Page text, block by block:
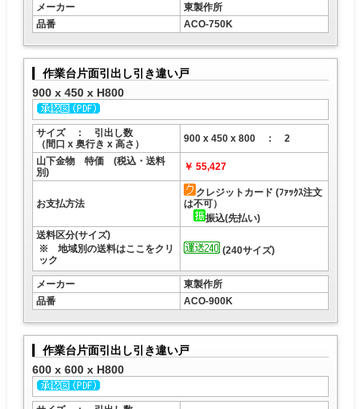
メーカー
東製作所
品番
ACO-750K
作業台片面引出し引き違い戸
900 x 450 x H800
サイズ ： 引出し数
（間口 x 奥行き x 高さ）
900 x 450 x 800 ： 2
山下金物 特価 (税込・送料
別)
￥ 55,427
お支払方法
クレジットカード (ﾌｧｯｸｽ注文
は不可）
振込(先払い)
送料区分(サイズ)
※ 地域別の送料はここをクリ
ック
(240サイズ)
メーカー
東製作所
品番
ACO-900K
作業台片面引出し引き違い戸
600 x 600 x H800